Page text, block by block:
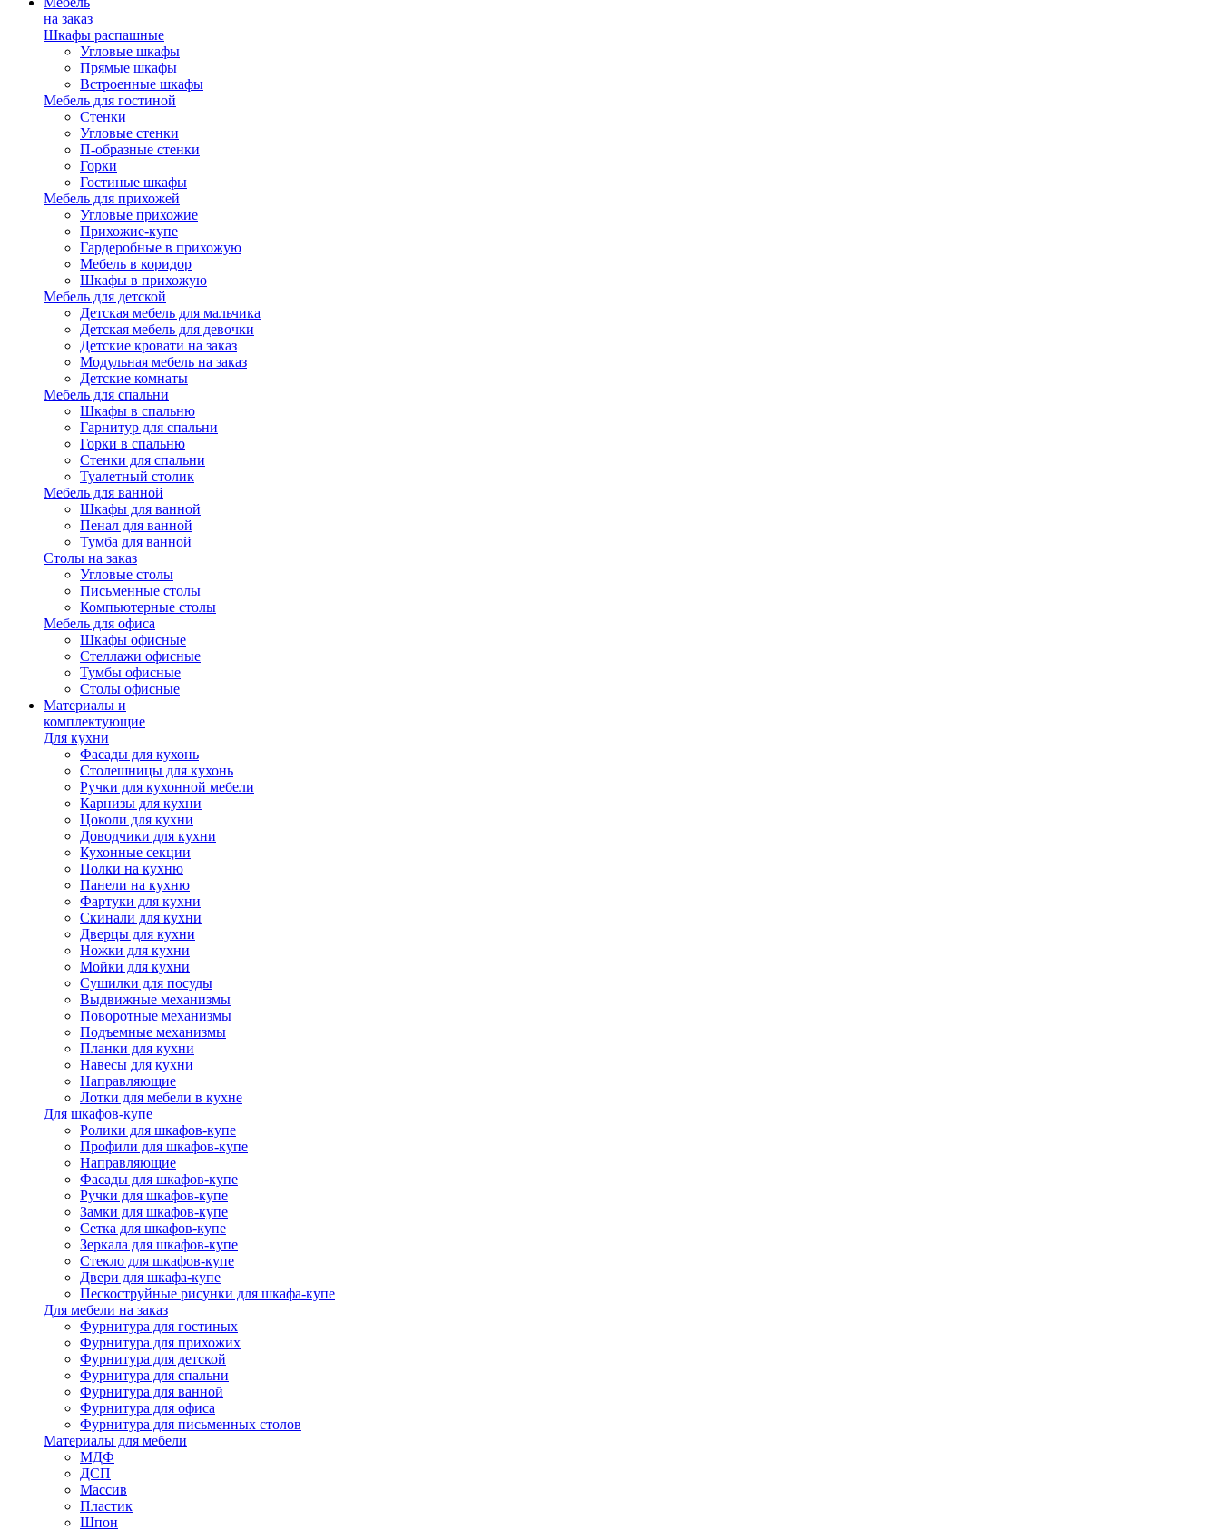
на заказ
Шкафы распашные
Угловые шкафы
Прямые шкафы
Встроенные шкафы
Мебель для гостиной
Стенки
Угловые стенки
П-образные стенки
Горки
Гостиные шкафы
Мебель для прихожей
Угловые прихожие
Прихожие-купе
Гардеробные в прихожую
Мебель в коридор
Шкафы в прихожую
Мебель для детской
Детская мебель для мальчика
Детская мебель для девочки
Детские кровати на заказ
Модульная мебель на заказ
Детские комнаты
Мебель для спальни
Шкафы в спальню
Гарнитур для спальни
Горки в спальню
Стенки для спальни
Туалетный столик
Мебель для ванной
Шкафы для ванной
Пенал для ванной
Тумба для ванной
Столы на заказ
Угловые столы
Письменные столы
Компьютерные столы
Мебель для офиса
Шкафы офисные
Стеллажи офисные
Тумбы офисные
Столы офисные
Материалы и
комплектующие
Для кухни
Фасады для кухонь
Столешницы для кухонь
Ручки для кухонной мебели
Карнизы для кухни
Цоколи для кухни
Доводчики для кухни
Кухонные секции
Полки на кухню
Панели на кухню
Фартуки для кухни
Скинали для кухни
Дверцы для кухни
Ножки для кухни
Мойки для кухни
Сушилки для посуды
Выдвижные механизмы
Поворотные механизмы
Подъемные механизмы
Планки для кухни
Навесы для кухни
Направляющие
Лотки для мебели в кухне
Для шкафов-купе
Ролики для шкафов-купе
Профили для шкафов-купе
Направляющие
Фасады для шкафов-купе
Ручки для шкафов-купе
Замки для шкафов-купе
Сетка для шкафов-купе
Зеркала для шкафов-купе
Стекло для шкафов-купе
Двери для шкафа-купе
Пескоструйные рисунки для шкафа-купе
Для мебели на заказ
Фурнитура для гостиных
Фурнитура для прихожих
Фурнитура для детской
Фурнитура для спальни
Фурнитура для ванной
Фурнитура для офиса
Фурнитура для письменных столов
Материалы для мебели
МДФ
ДСП
Массив
Пластик
Шпон